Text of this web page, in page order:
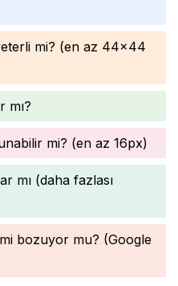
mi? (en az 44x44
mı?
mi? (en az 16px)
mı (daha fazlası
bozuyor mu? (Google